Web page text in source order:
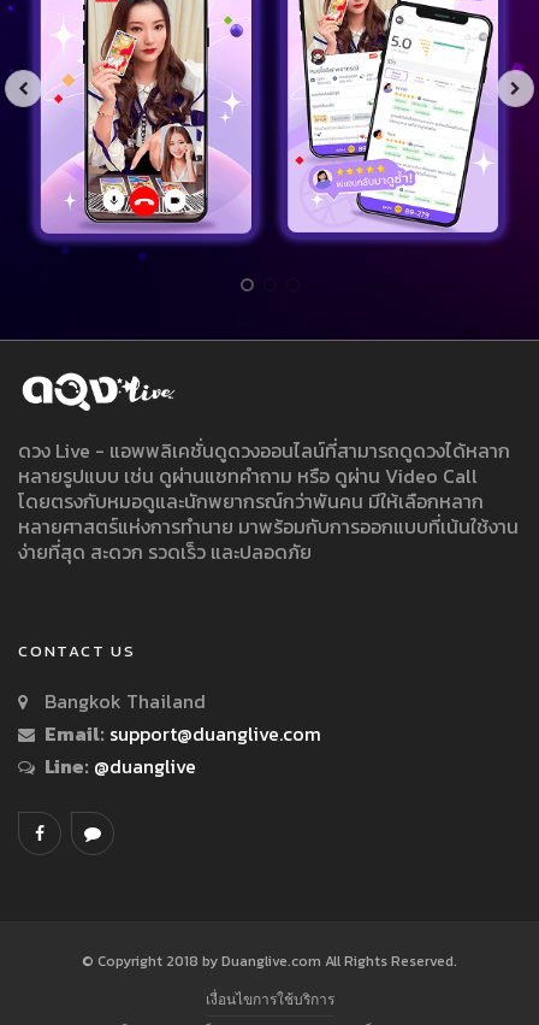
ดวง Live - แอพพลิเคชั่นดูดวงออนไลน์ที่สามารถดูดวงได้หลาก
หลายรูปแบบ เช่น ดูผ่านแชทคำถาม หรือ ดูผ่าน Video Call
โดยตรงกับหมอดูและนักพยากรณ์กว่าพันคน มีให้เลือกหลาก
หลายศาสตร์แห่งการทำนาย มาพร้อมกับการออกแบบที่เน้นใช้งาน
ง่ายที่สุด สะดวก รวดเร็ว และปลอดภัย
CONTACT US
Bangkok Thailand
Email: support@duanglive.com
Line: @duanglive
© Copyright 2018 by Duanglive.com All Rights Reserved.
เงื่อนไขการใช้บริการ